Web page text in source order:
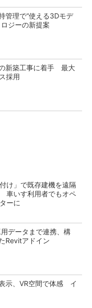
管理で“使える3Dモデ
ジーの新提案
新築工事に着手 最大
採用
付け」で既存建機を遠隔
車いす利用者でもオペ
ーに
データまで連携、構
Revitアドイン
示、VR空間で体感 イ